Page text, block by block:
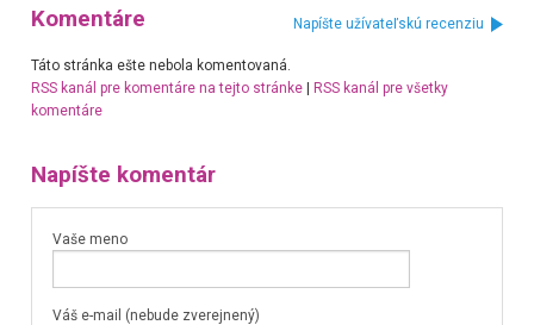
Komentáre Napíšte užívateľskú recenziu
Táto stránka ešte nebola komentovaná.
RSS kanál pre komentáre na tejto stránke| RSS kanál pre všetky
komentáre
Napíšte komentár
Vaše meno
Váš e-mail (nebude zverejnený)